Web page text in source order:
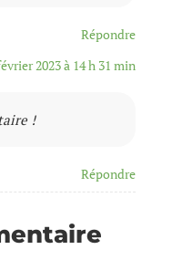
Répondre
2023 à 14 h 31 min
!
Répondre